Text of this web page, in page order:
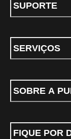
SUPORTE
SERVIÇOS
SOBRE A
FIQUE POR